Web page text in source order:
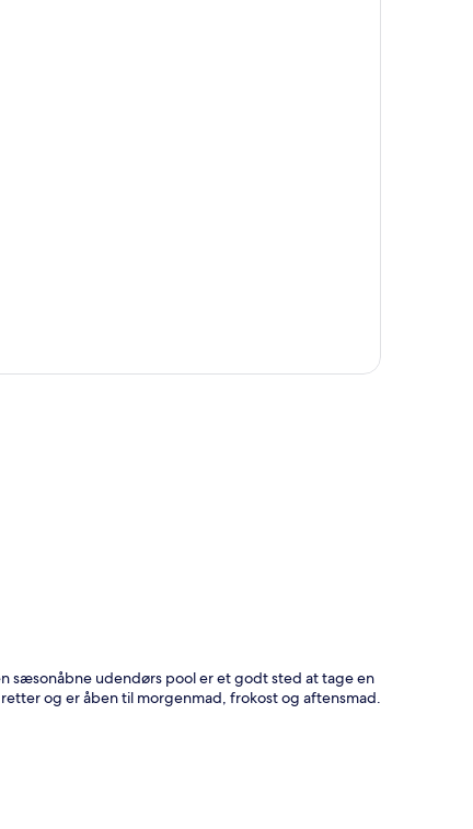
sæsonåbne udendørs pool er et godt sted at tage en
og er åben til morgenmad, frokost og aftensmad.